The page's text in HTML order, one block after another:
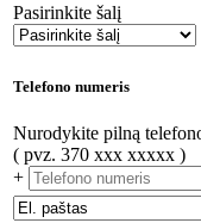
Pasirinkite šalį
Telefono numeris
Nurodykite pilną
( pvz. 370 xxx xxxxx )
+